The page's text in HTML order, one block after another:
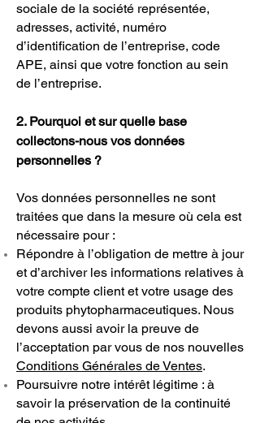
sociale de la société représentée,
adresses, activité, numéro
d’identification de l’entreprise, code
APE, ainsi que votre fonction au sein
de l’entreprise.
2. Pourquoi et sur quelle base
collectons-nous vos données
personnelles ?
Vos données personnelles ne sont
traitées que dans la mesure où cela est
nécessaire pour :
Répondre à l’obligation de mettre à jour
et d’archiver les informations relatives à
votre compte client et votre usage des
produits phytopharmaceutiques. Nous
devons aussi avoir la preuve de
l’acceptation par vous de nos nouvelles
Conditions Générales de Ventes.
Poursuivre notre intérêt légitime : à
savoir la préservation de la continuité